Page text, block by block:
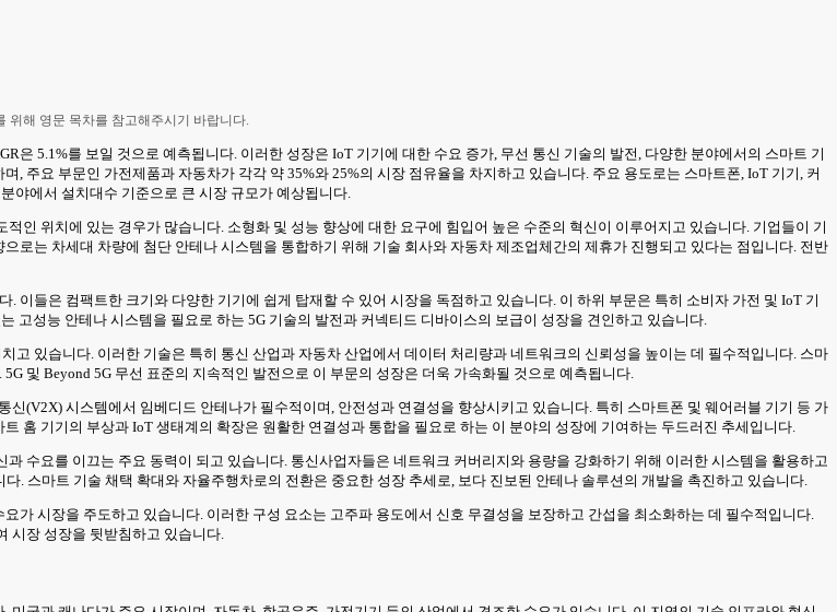
위해 영문 목차를 참고해주시기 바랍니다.
은 5.1%를 보일 것으로 예측됩니다. 이러한 성장은 IoT 기기에 대한 수요 증가, 무선 통신 기술의 발전, 다양한 분야에서의 스마트 기
주요 부문인 가전제품과 자동차가 각각 약 35%와 25%의 시장 점유율을 차지하고 있습니다. 주요 용도로는 스마트폰, IoT 기기, 커
야에서 설치대수 기준으로 큰 시장 규모가 예상됩니다.
인 위치에 있는 경우가 많습니다. 소형화 및 성능 향상에 대한 요구에 힘입어 높은 수준의 혁신이 이루어지고 있습니다. 기업들이 기
로는 차세대 차량에 첨단 안테나 시스템을 통합하기 위해 기술 회사와 자동차 제조업체간의 제휴가 진행되고 있다는 점입니다. 전반
이들은 컴팩트한 크기와 다양한 기기에 쉽게 탑재할 수 있어 시장을 독점하고 있습니다. 이 하위 부문은 특히 소비자 가전 및 IoT 기
고성능 안테나 시스템을 필요로 하는 5G 기술의 발전과 커넥티드 디바이스의 보급이 성장을 견인하고 있습니다.
있습니다. 이러한 기술은 특히 통신 산업과 자동차 산업에서 데이터 처리량과 네트워크의 신뢰성을 높이는 데 필수적입니다. 스마
및 Beyond 5G 무선 표준의 지속적인 발전으로 이 부문의 성장은 더욱 가속화될 것으로 예측됩니다.
(V2X) 시스템에서 임베디드 안테나가 필수적이며, 안전성과 연결성을 향상시키고 있습니다. 특히 스마트폰 및 웨어러블 기기 등 가
홈 기기의 부상과 IoT 생태계의 확장은 원활한 연결성과 통합을 필요로 하는 이 분야의 성장에 기여하는 두드러진 추세입니다.
수요를 이끄는 주요 동력이 되고 있습니다. 통신사업자들은 네트워크 커버리지와 용량을 강화하기 위해 이러한 시스템을 활용하고
. 스마트 기술 채택 확대와 자율주행차로의 전환은 중요한 성장 추세로, 보다 진보된 안테나 솔루션의 개발을 촉진하고 있습니다.
가 시장을 주도하고 있습니다. 이러한 구성 요소는 고주파 용도에서 신호 무결성을 보장하고 간섭을 최소화하는 데 필수적입니다.
시장 성장을 뒷받침하고 있습니다.